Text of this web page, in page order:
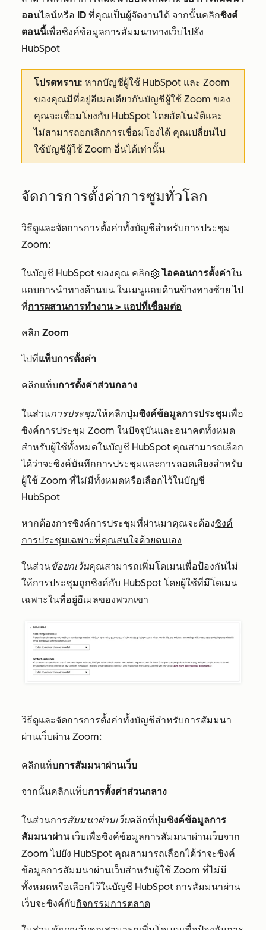
ออนไลน์หรือ ID ที่คุณเป็นผู้จัดงานได้ จากนั้นคลิกซิงค์
ตอนนี้เพื่อซิงค์ข้อมูลการสัมมนาทางเว็บไปยัง
HubSpot
โปรดทราบ: หากบัญชีผู้ใช้ HubSpot และ Zoom
ของคุณมีที่อยู่อีเมลเดียวกันบัญชีผู้ใช้ Zoom ของ
คุณจะเชื่อมโยงกับ HubSpot โดยอัตโนมัติและ
ไม่สามารถยกเลิกการเชื่อมโยงได้ คุณเปลี่ยนไป
ใช้บัญชีผู้ใช้ Zoom อื่นได้เท่านั้น
จัดการการตั้งค่าการซูมทั่วโลก
วิธีดูและจัดการการตั้งค่าทั้งบัญชีสำหรับการประชุม
Zoom:
ในบัญชี HubSpot ของคุณ คลิก ไอคอนการตั้งค่าใน
แถบการนำทางด้านบน ในเมนูแถบด้านข้างทางซ้าย ไป
ที่การผสานการทำงาน> แอปที่เชื่อมต่อ
คลิก Zoom
ไปที่แท็บการตั้งค่า
คลิกแท็บการตั้งค่าส่วนกลาง
ในส่วนการประชุมให้คลิกปุ่มซิงค์ข้อมูลการประชุมเพื่อ
ซิงค์การประชุม Zoom ในปัจจุบันและอนาคตทั้งหมด
สำหรับผู้ใช้ทั้งหมดในบัญชี HubSpot คุณสามารถเลือก
ได้ว่าจะซิงค์บันทึกการประชุมและการถอดเสียงสำหรับ
ผู้ใช้ Zoom ที่ไม่มีทั้งหมดหรือเลือกไว้ในบัญชี
HubSpot
หากต้องการซิงค์การประชุมที่ผ่านมาคุณจะต้องซิงค์
การประชุมเฉพาะที่คุณสนใจด้วยตนเอง
ในส่วนข้อยกเว้นคุณสามารถเพิ่มโดเมนเพื่อป้องกันไม่
ให้การประชุมถูกซิงค์กับ HubSpot โดยผู้ใช้ที่มีโดเมน
เฉพาะในที่อยู่อีเมลของพวกเขา
วิธีดูและจัดการการตั้งค่าทั้งบัญชีสำหรับการสัมมนา
ผ่านเว็บผ่าน Zoom:
คลิกแท็บการสัมมนาผ่านเว็บ
จากนั้นคลิกแท็บการตั้งค่าส่วนกลาง
ในส่วนการสัมมนาผ่านเว็บคลิกที่ปุ่มซิงค์ข้อมูลการ
สัมมนาผ่าน เว็บเพื่อซิงค์ข้อมูลการสัมมนาผ่านเว็บจาก
Zoom ไปยัง HubSpot คุณสามารถเลือกได้ว่าจะซิงค์
ข้อมูลการสัมมนาผ่านเว็บสำหรับผู้ใช้ Zoom ที่ไม่มี
ทั้งหมดหรือเลือกไว้ในบัญชี HubSpot การสัมมนาผ่าน
เว็บจะซิงค์กับกิจกรรมการตลาด